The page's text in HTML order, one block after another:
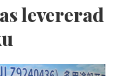
levererad